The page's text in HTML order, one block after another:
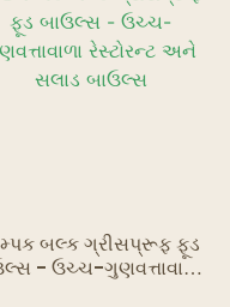
બલ્ક ગ્રીસપ્રૂફ ફૂડ
- ઉચ્ચ-ગુણવત્તાવાળા